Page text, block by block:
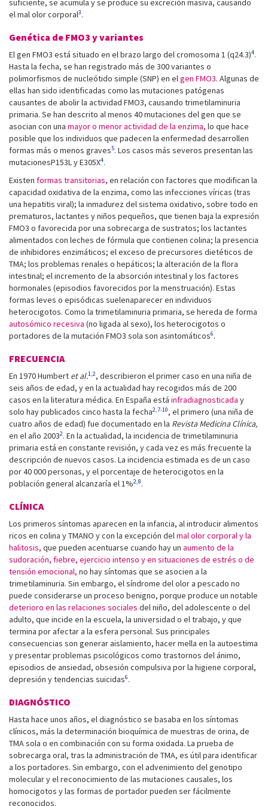
suficiente, se acumula y se produce su excreción masiva, causando
el mal olor corporal3.
Genética de FMO3 y variantes
El gen FMO3 está situado en el brazo largo del cromosoma 1 (q24.3)4.
Hasta la fecha, se han registrado más de 300 variantes o
polimorfismos de nucleótido simple (SNP) en elgen FMO3. Algunas de
ellas han sido identificadas como las mutaciones patógenas
causantes de abolir la actividad FMO3, causando trimetilaminuria
primaria. Se han descrito al menos 40 mutaciones del gen que se
asocian con una mayor o menor actividad de la enzima, lo que hace
posible que los individuos que padecen la enfermedad desarrollen
formas más o menos graves5. Los casos más severos presentan las
mutacionesP153L y E305X4.
Existen formas transitorias, en relación con factores que modifican la
capacidad oxidativa de la enzima, como las infecciones víricas (tras
una hepatitis viral); la inmadurez del sistema oxidativo, sobre todo en
prematuros, lactantes y niños pequeños, que tienen baja la expresión
FMO3 o favorecida por una sobrecarga de sustratos; los lactantes
alimentados con leches de fórmula que contienen colina; la presencia
de inhibidores enzimáticos; el exceso de precursores dietéticos de
TMA; los problemas renales o hepáticos; la alteración de la flora
intestinal; el incremento de la absorción intestinal y los factores
hormonales (episodios favorecidos por la menstruación). Estas
formas leves o episódicas suelenaparecer en individuos
heterocigotos. Como la trimetilaminuria primaria, se hereda de forma
autosómico recesiva (no ligada al sexo), los heterocigotos o
portadores de la mutación FMO3 sola son asintomáticos6.
FRECUENCIA
En 1970 Humbert et al.1,2, describieron el primer caso en una niña de
seis años de edad, y en la actualidad hay recogidos más de 200
casos en la literatura médica. En España está infradiagnosticada y
solo hay publicados cinco hasta la fecha2,7-10, el primero (una niña de
cuatro años de edad) fue documentado en la Revista Medicina Clínica,
en el año 20032. En la actualidad, la incidencia de trimetilaminuria
primaria está en constante revisión, y cada vez es más frecuente la
descripción de nuevos casos. La incidencia estimada es de un caso
por 40 000 personas, y el porcentaje de heterocigotos en la
población general alcanzaría el 1%2,8.
CLÍNICA
Los primeros síntomas aparecen en la infancia, al introducir alimentos
ricos en colina y TMANO y con la excepción delmal olor corporal y la
halitosis, que pueden acentuarse cuando hay un aumento de la
sudoración, fiebre, ejercicio intenso y en situaciones de estrés o de
tensión emocional, no hay síntomas que se asocien a la
trimetilaminuria. Sin embargo, el síndrome del olor a pescado no
puede considerarse un proceso benigno, porque produce un notable
deterioro en las relaciones sociales del niño, del adolescente o del
adulto, que incide en la escuela, la universidad o el trabajo, y que
termina por afectar a la esfera personal. Sus principales
consecuencias son generar aislamiento, hacer mella en la autoestima
y presentar problemas psicológicos como trastornos del ánimo,
episodios de ansiedad, obsesión compulsiva por la higiene corporal,
depresión y tendencias suicidas6.
DIAGNÓSTICO
Hasta hace unos años, el diagnóstico se basaba en los síntomas
clínicos, más la determinación bioquímica de muestras de orina, de
TMA sola o en combinación con su forma oxidada. La prueba de
sobrecarga oral, tras la administración de TMA, es útil para identificar
a los portadores. Sin embargo, con el advenimiento del genotipo
molecular y el reconocimiento de las mutaciones causales, los
homocigotos y las formas de portador pueden ser fácilmente
reconocidos.